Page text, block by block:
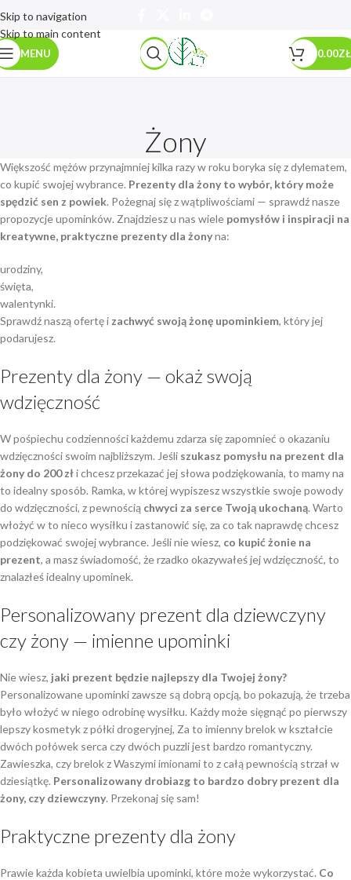
Skip to navigation
Skip to main content
MENU 0.00ZŁ
Żony
Większość mężów przynajmniej kilka razy w roku boryka się z dylematem,
co kupić swojej wybrance. Prezenty dla żony to wybór, który może
spędzić sen z powiek. Pożegnaj się z wątpliwościami — sprawdź nasze
propozycje upominków. Znajdziesz u nas wiele pomysłów i inspiracji na
kreatywne, praktyczne prezenty dla żonyna:
urodziny,
święta,
walentynki.
Sprawdź naszą ofertę i zachwyć swoją żonę upominkiem, który jej
podarujesz.
Prezenty dla żony — okaż swoją
wdzięczność
W pośpiechu codzienności każdemu zdarza się zapomnieć o okazaniu
wdzięczności swoim najbliższym. Jeśli szukasz pomysłu na prezent dla
żony do 200 złi chcesz przekazać jej słowa podziękowania, to mamy na
to idealny sposób. Ramka, w której wypiszesz wszystkie swoje powody
do wdzięczności, z pewnością chwyci za serce Twoją ukochaną. Warto
włożyć w to nieco wysiłku i zastanowić się, za co tak naprawdę chcesz
podziękować swojej wybrance. Jeśli nie wiesz, co kupić żonie na
prezent, a masz świadomość, że rzadko okazywałeś jej wdzięczność, to
znalazłeś idealny upominek.
Personalizowany prezent dla dziewczyny
czy żony — imienne upominki
Nie wiesz, jaki prezent będzie najlepszy dla Twojej żony?
Personalizowane upominki zawsze są dobrą opcją, bo pokazują, że trzeba
było włożyć w niego odrobinę wysiłku. Każdy może sięgnąć po pierwszy
lepszy kosmetyk z półki drogeryjnej, Za to imienny brelok w kształcie
dwóch połówek serca czy dwóch puzzli jest bardzo romantyczny.
Zawieszka, czy brelok z Waszymi imionami to z całą pewnością strzał w
dziesiątkę. Personalizowany drobiazg to bardzo dobry prezent dla
żony, czy dziewczyny. Przekonaj się sam!
Praktyczne prezenty dla żony
Prawie każda kobieta uwielbia upominki, które może wykorzystać. Co